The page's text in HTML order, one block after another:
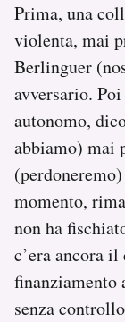
Prima, una
violenta, mai
Berlinguer
avversario.
autonomo,
abbiamo) mai
momento,
non ha
c’era ancora
senza